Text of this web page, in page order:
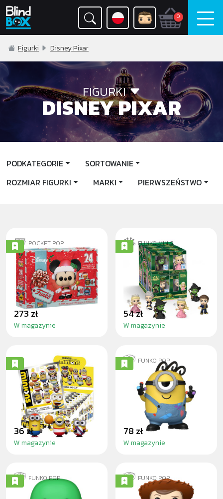
0
Figurki Disney Pixar
FIGURKI
DISNEY PIXAR
PODKATEGORIE
SORTOWANIE
ROZMIAR FIGURKI
MARKI PIERWSZEŃSTWO
POCKET POP
DISNEY
KALENDÁŘ 24
FIGUREK
273 zł
W magazynie
FUNKO MINIS
WICKED - MINIS
54 zł
W magazynie
MINIONS SPORTS
- 3D FOAM
BLINDBAG
36 zł
W magazynie
FUNKO POP
JAMES
78 zł
W magazynie
FUNKO POP
GOOMI
FUNKO POP
WOODY